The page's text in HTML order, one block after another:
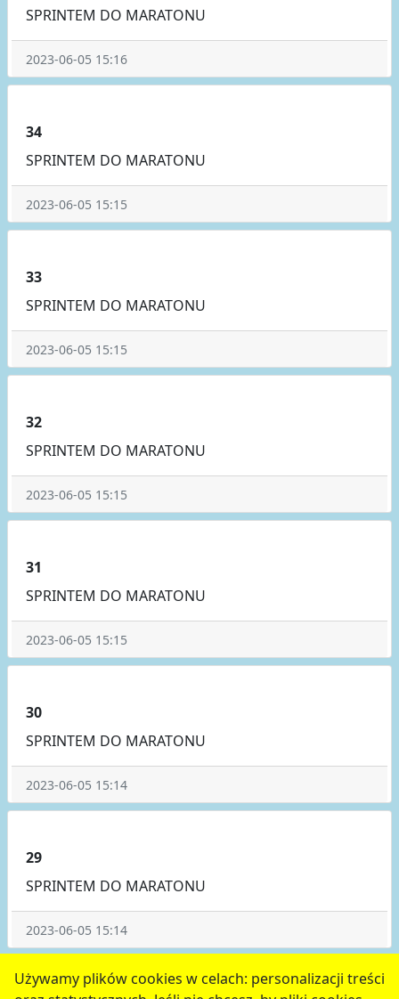
Używamy plików cookies w celach: personalizacji treści
SPRINTEM DO MARATONU
2023-06-05 15:16
34
SPRINTEM DO MARATONU
2023-06-05 15:15
33
SPRINTEM DO MARATONU
2023-06-05 15:15
32
SPRINTEM DO MARATONU
2023-06-05 15:15
31
SPRINTEM DO MARATONU
2023-06-05 15:15
30
SPRINTEM DO MARATONU
2023-06-05 15:14
29
SPRINTEM DO MARATONU
2023-06-05 15:14
poprzednie 7 8 9 10 11 następne